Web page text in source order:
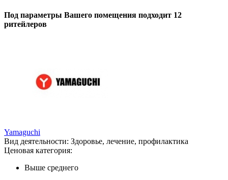
Под параметры Вашего помещения подходит 12
ритейлеров
Yamaguchi
Вид деятельности: Здоровье, лечение, профилактика
Ценовая категория:
Выше среднего